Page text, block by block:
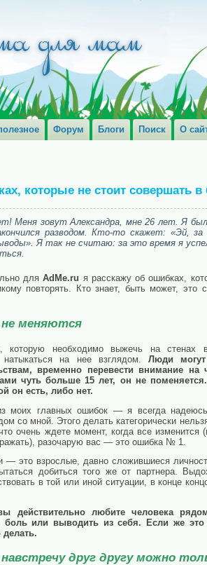
Форум Блоги Поиск О
которые не стоит совершать в
Меня зовут Александра, мне 26 лет. Я
разводом. Кто-то скажет: «Эй,
Я так не считаю: за это время я
дляAdMe.ru я расскажу об ошибках,
повторять. Кто знает, быть может,
меняются
которую необходимо выжечь на стенах
натыкаться на нее взглядом.Люди могут
временно перевести внимание на
чуть больше 15 лет, он не
он есть, либо нет.
моих главных ошибок — я всегда
со мной. Этого делать категорически
очень ждете момент, когда все изменится
разочарую вас — это ошибка № 1.
— это взрослые, давно сложившиеся
добиться того же от партнера.
в той или иной ситуации, в конце
действительно любите человека
боль или выводить из себя. Если же это
делать.
друг другу можно